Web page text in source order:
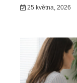
25 května, 2026